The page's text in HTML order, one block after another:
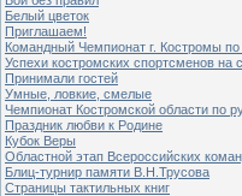
Белый цветок
Приглашаем!
Командный Чемпионат г. Костромы
Успехи костромских спортсменов на
Принимали гостей
Умные, ловкие, смелые
Чемпионат Костромской области по
Праздник любви к Родине
Кубок Веры
Областной этап Всероссийских
Блиц-турнир памяти В.Н.Трусова
Страницы тактильных книг